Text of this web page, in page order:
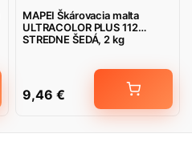
MAPEI Škárovacia malta
ULTRACOLOR PLUS 112
STREDNE ŠEDÁ, 2 kg
9,46 €